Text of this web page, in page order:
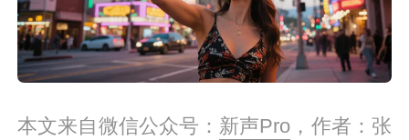
本文来自微信公众号： 新声Pro ，作者：张